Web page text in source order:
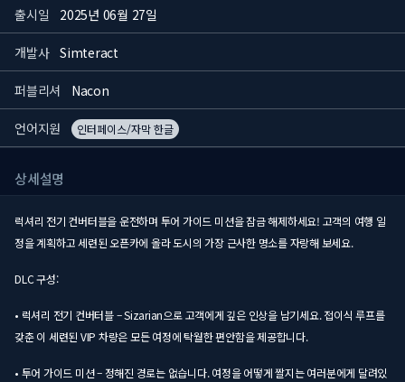
출시일 2025년 06월 27일
개발사 Simteract
퍼블리셔 Nacon
언어지원 인터페이스/자막 한글
상세설명
럭셔리 전기 컨버터블을 운전하며 투어 가이드 미션을 잠금 해제하세요! 고객의 여행 일
정을 계획하고 세련된 오픈카에 올라 도시의 가장 근사한 명소를 자랑해 보세요.
DLC 구성:
• 럭셔리 전기 컨버터블 – Sizarian으로 고객에게 깊은 인상을 남기세요. 접이식 루프를
갖춘 이 세련된 VIP 차량은 모든 여정에 탁월한 편안함을 제공합니다.
• 투어 가이드 미션 – 정해진 경로는 없습니다. 여정을 어떻게 짤지는 여러분에게 달려있